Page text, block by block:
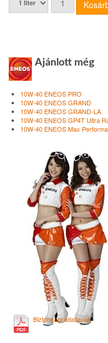
Ajánlott még
10W-40 ENEOS PRO
10W-40 ENEOS GRAND
10W-40 ENEOS GRAND-LA
10W-40 ENEOS GP4T Ultra
10W-40 ENEOS Max
Biztonsági adatlapok